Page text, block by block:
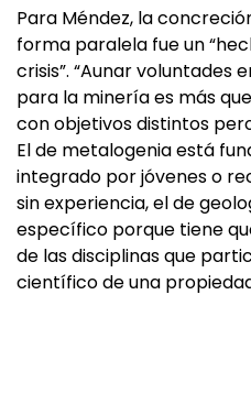
Para Méndez, la
forma paralela fue un
crisis”. “Aunar voluntades
para la minería es más
con objetivos distintos
El de metalogenia está
integrado por jóvenes o
sin experiencia, el de
específico porque tiene
de las disciplinas que
científico de una